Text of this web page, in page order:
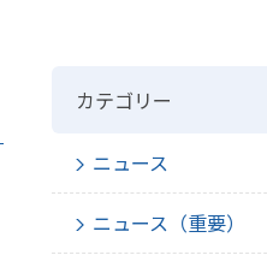
カテゴリー
ニュース
ニュース（重要）